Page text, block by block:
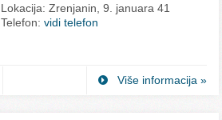
Lokacija:Zrenjanin, 9. januara 41
Telefon:vidi telefon
Više informacija »